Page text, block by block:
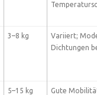
3–8 kg
Variiert;
Dichtungen
5–15 kg
Gute